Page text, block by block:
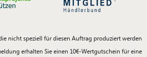
nicht speziell für diesen Auftrag produziert werden
erhalten Sie einen 10€-Wertgutschein für eine